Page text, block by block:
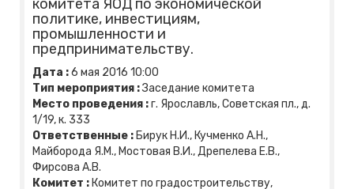
комитета ЯОД по экономической
политике, инвестициям,
промышленности и
предпринимательству.
Дата :6 мая 2016 10:00
Тип мероприятия :Заседание комитета
Место проведения :г. Ярославль, Советская пл., д.
1/19, к. 333
Ответственные : Бирук Н.И., Кучменко А.Н.,
Майборода Я.М., Мостовая В.И., Дрепелева Е.В.,
Фирсова А.В.
Комитет : Комитет по градостроительству,